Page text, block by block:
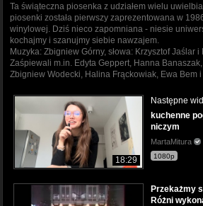
Ta świąteczna piosenka z udziałem wielu
piosenki została pierwszy zaprezentowana w
winylowej. Dziś nieco zapomniana - niesie
kochajmy i szanujmy siebie nawzajem.
Muzyka: Zbigniew Górny, słowa: Krzysztof Jaślar i
Zaśpiewali m.in. Edyta Geppert, Hanna Banaszak,
Zbigniew Wodecki, Halina Frąckowiak, Ewa Bem i
18:29
Następne
kuchenne
niczym
MartaMitura
1080p
Przekażmy
Różni